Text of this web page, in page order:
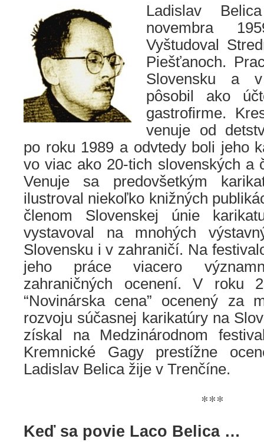
Ladislav
novembra
Vyštudoval
Piešťanoch.
Slovensku a
pôsobil ako
gastrofirme.
venuje od
po roku 1989 a odvtedy boli jeho
vo viac ako 20-tich slovenských a
Venuje sa predovšetkým
ilustroval niekoľko knižných
členom Slovenskej únie
vystavoval na mnohých
Slovensku i v zahraničí. Na
jeho práce viacero
zahraničných ocenení. V roku
“Novinárska cena” ocenený za
rozvoju súčasnej karikatúry na
získal na Medzinárodnom
Kremnické Gagy prestížne
Ladislav Belica žije v Trenčíne.
***
Keď sa povie Laco Belica …